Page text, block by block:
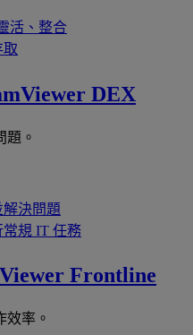
活、整合
取
DEX
題。
解決問題
常規 IT 任務
Frontline
效率。